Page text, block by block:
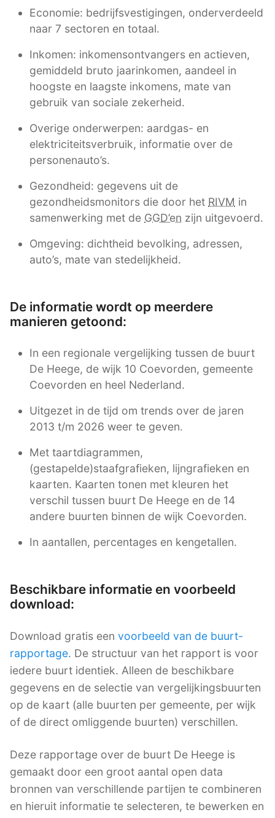
Economie: bedrijfsvestigingen, onderverdeeld
naar 7 sectoren en totaal.
Inkomen: inkomensontvangers en actieven,
gemiddeld bruto jaarinkomen, aandeel in
hoogste en laagste inkomens, mate van
gebruik van sociale zekerheid.
Overige onderwerpen: aardgas- en
elektriciteitsverbruik, informatie over de
personenauto’s.
Gezondheid: gegevens uit de
gezondheidsmonitors die door het RIVM in
samenwerking met de GGD’en zijn uitgevoerd.
Omgeving: dichtheid bevolking, adressen,
auto’s, mate van stedelijkheid.
De informatie wordt op meerdere
manieren getoond:
In een regionale vergelijking tussen de buurt
De Heege, de wijk 10 Coevorden, gemeente
Coevorden en heel Nederland.
Uitgezet in de tijd om trends over de jaren
2013 t/m 2026 weer te geven.
Met taartdiagrammen,
(gestapelde)staafgrafieken, lijngrafieken en
kaarten. Kaarten tonen met kleuren het
verschil tussen buurt De Heege en de 14
andere buurten binnen de wijk Coevorden.
In aantallen, percentages en kengetallen.
Beschikbare informatie en voorbeeld
download:
Download gratis een voorbeeld van de buurt-
rapportage. De structuur van het rapport is voor
iedere buurt identiek. Alleen de beschikbare
gegevens en de selectie van vergelijkingsbuurten
op de kaart (alle buurten per gemeente, per wijk
of de direct omliggende buurten) verschillen.
Deze rapportage over de buurt De Heege is
gemaakt door een groot aantal open data
bronnen van verschillende partijen te combineren
en hieruit informatie te selecteren, te bewerken en